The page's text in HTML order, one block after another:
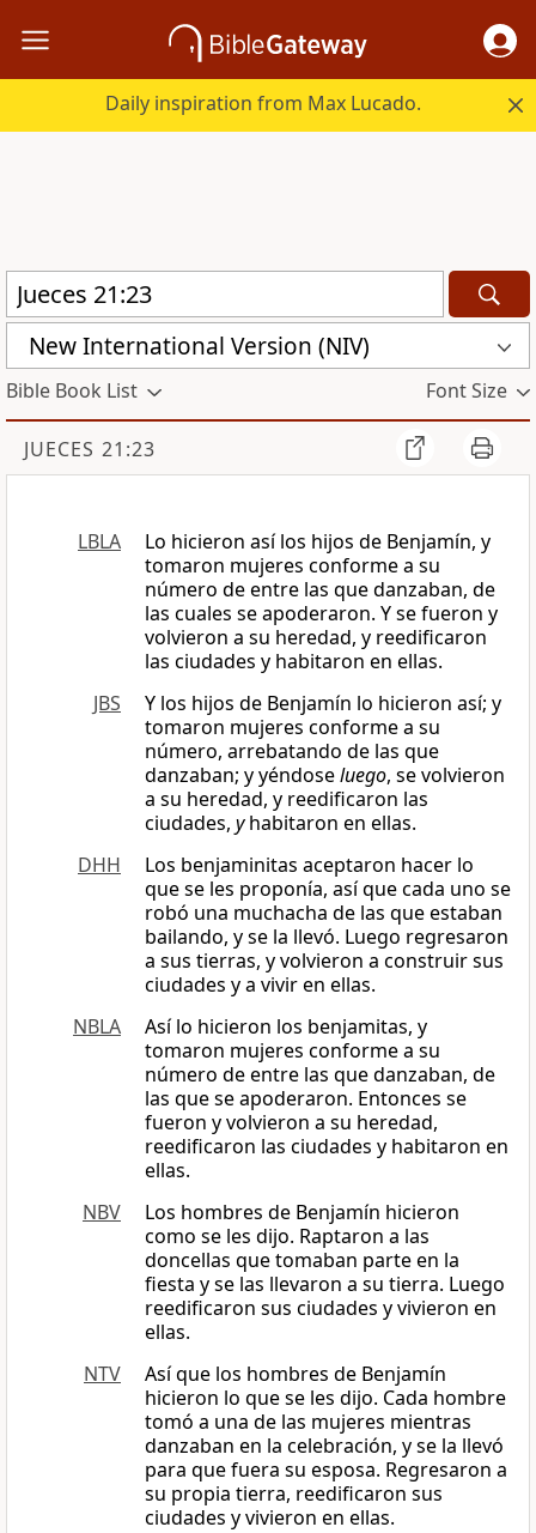
Daily inspiration from Max Lucado.
New International Version (NIV)
Bible Book List Font Size
JUECES 21:23
LBLA
Lo hicieron así los hijos de Benjamín, y
tomaron mujeres conforme a su
número de entre las que danzaban, de
las cuales se apoderaron. Y se fueron y
volvieron a su heredad, y reedificaron
las ciudades y habitaron en ellas.
JBS
Y los hijos de Benjamín lo hicieron así; y
tomaron mujeres conforme a su
número, arrebatando de las que
danzaban; y yéndoseluego, se volvieron
a su heredad, y reedificaron las
ciudades, yhabitaron en ellas.
DHH
Los benjaminitas aceptaron hacer lo
que se les proponía, así que cada uno se
robó una muchacha de las que estaban
bailando, y se la llevó. Luego regresaron
a sus tierras, y volvieron a construir sus
ciudades y a vivir en ellas.
NBLA
Así lo hicieron los benjamitas, y
tomaron mujeres conforme a su
número de entre las que danzaban, de
las que se apoderaron. Entonces se
fueron y volvieron a su heredad,
reedificaron las ciudades y habitaron en
ellas.
NBV
Los hombres de Benjamín hicieron
como se les dijo. Raptaron a las
doncellas que tomaban parte en la
fiesta y se las llevaron a su tierra. Luego
reedificaron sus ciudades y vivieron en
ellas.
NTV
Así que los hombres de Benjamín
hicieron lo que se les dijo. Cada hombre
tomó a una de las mujeres mientras
danzaban en la celebración, y se la llevó
para que fuera su esposa. Regresaron a
su propia tierra, reedificaron sus
ciudades y vivieron en ellas.